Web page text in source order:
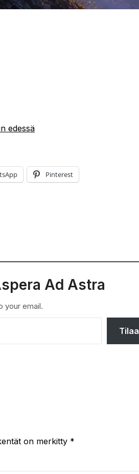
edessä
Pinterest
Ad Astra
your email.
Tilaa
on merkitty *